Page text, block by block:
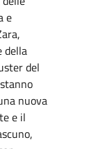
e
della
del
nuova
e il